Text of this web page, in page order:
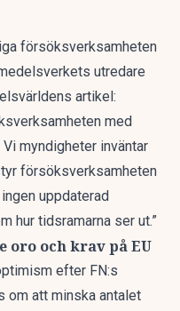
försöksverksamheten
utredare
artikel:
med
myndigheter inväntar
försöksverksamheten
uppdaterad
hur tidsramarna ser ut.”
och krav på EU
efter FN:s
om att minska antalet